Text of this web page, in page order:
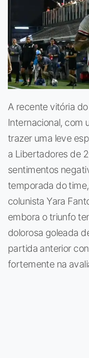
A recente vitória
Internacional, com
trazer uma leve
a Libertadores de
sentimentos
temporada do
colunista Yara
embora o triunfo
dolorosa goleada
partida anterior
fortemente na